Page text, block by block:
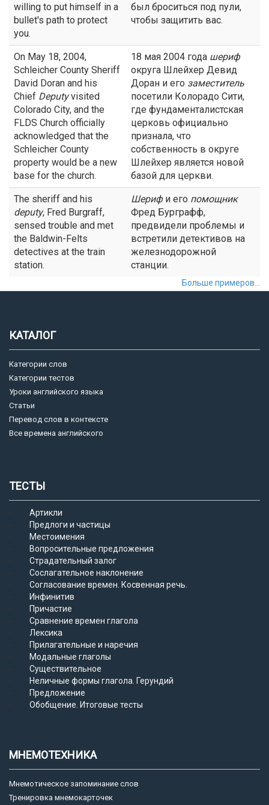
willing to put himself in a
bullet's path to protect
you.
был броситься под пули,
чтобы защитить вас.
On May 18, 2004,
Schleicher County Sheriff
David Doran and his
Chief Deputyvisited
Colorado City, and the
FLDS Church officially
acknowledged that the
Schleicher County
property would be a new
base for the church.
18 мая 2004 года шериф
округа Шлейхер Девид
Доран и его заместитель
посетили Колорадо Сити,
где фундаменталистская
церковь официально
признала, что
собственность в округе
Шлейхер является новой
базой для церкви.
The sheriff and his
deputy, Fred Burgraff,
sensed trouble and met
the Baldwin-Felts
detectives at the train
station.
Шериф и его помощник
Фред Бурграфф,
предвидели проблемы и
встретили детективов на
железнодорожной
станции.
Больше примеров...
КАТАЛОГ
Категории слов
Категории тестов
Уроки английского языка
Статьи
Перевод слов в контексте
Все времена английского
ТЕСТЫ
Артикли
Предлоги и частицы
Местоимения
Вопросительные предложения
Страдательный залог
Сослагательное наклонение
Согласование времен. Косвенная речь.
Инфинитив
Причастие
Сравнение времен глагола
Лексика
Прилагательные и наречия
Модальные глаголы
Существительное
Неличные формы глагола. Герундий
Предложение
Обобщение. Итоговые тесты
МНЕМОТЕХНИКА
Мнемотическое запоминание слов
Тренировка мнемокарточек